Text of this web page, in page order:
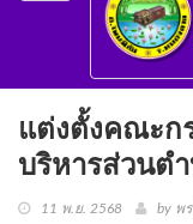
navigation
แต่งตั้งคณะก
บริหารส่วนต
11 พ.ย. 2568 by พ